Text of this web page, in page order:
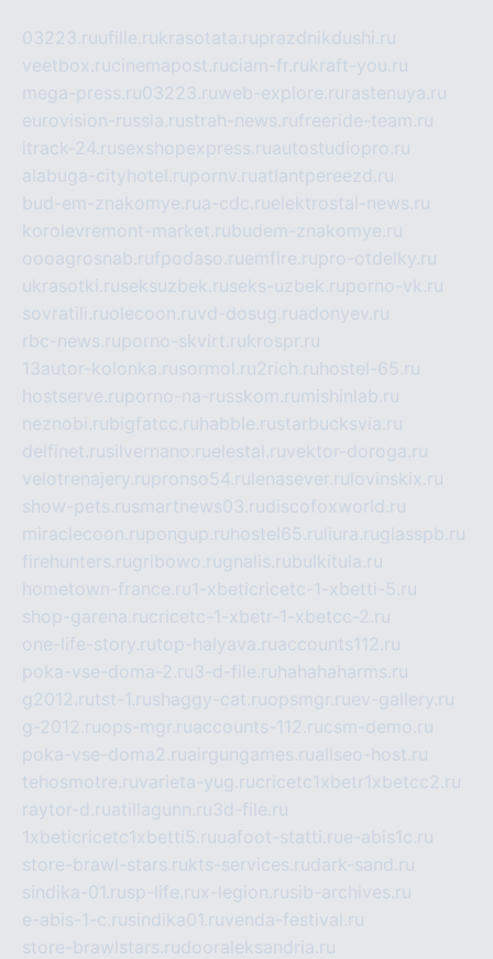
03223.ruufille.rukrasotata.ruprazdnikdushi.ru
veetbox.rucinemapost.ruciam-fr.rukraft-you.ru
mega-press.ru03223.ruweb-explore.ru rastenuya.ru
eurovision-russia.rustrah-news.rufreeride-team.ru
itrack-24.rusexshopexpress.ruautostudiopro.ru
alabuga-cityhotel.rupornv.ruatlantpereezd.ru
bud-em-znakomye.rua-cdc.ruelektrostal-news.ru
korolevremont-market.rubudem-znakomye.ru
oooagrosnab.rufpodaso.ruemfire.rupro-otdelky.ru
ukrasotki.ruseksuzbek.ruseks-uzbek.ruporno-vk.ru
sovratili.ruolecoon.ruvd-dosug.ruadonyev.ru
rbc-news.ruporno-skvirt.rukrospr.ru
13autor-kolonka.rusormol.ru2rich.ru hostel-65.ru
hostserve.ruporno-na-russkom.ru mishinlab.ru
neznobi.rubigfatcc.ru habble.rustarbucksvia.ru
delfinet.rusilvernano.ruelestal.ruvektor-doroga.ru
velotrenajery.rupronso54.ru lenasever.ru lovinskix.ru
show-pets.rusmartnews03.rudiscofoxworld.ru
miraclecoon.rupongup.ru hostel65.ru liura.ruglasspb.ru
firehunters.rugribowo.rugnalis.rubulkitula.ru
hometown-france.ru1-xbeticricetc-1-xbetti-5.ru
shop-garena.rucricetc-1-xbetr-1-xbetcc-2.ru
one-life-story.rutop-halyava.ruaccounts112.ru
poka-vse-doma-2.ru3-d-file.ru hahahaharms.ru
g2012.rutst-1.rushaggy-cat.ruopsmgr.ruev-gallery.ru
g-2012.ruops-mgr.ruaccounts-112.rucsm-demo.ru
poka-vse-doma2.ruairgungames.ruallseo-host.ru
tehosmotre.ruvarieta-yug.rucricetc1xbetr1xbetcc2.ru
raytor-d.ruatillagunn.ru3d-file.ru
1xbeticricetc1xbetti5.ruuafoot-statti.rue-abis1c.ru
store-brawl-stars.rukts-services.rudark-sand.ru
sindika-01.rusp-life.rux-legion.rusib-archives.ru
e-abis-1-c.rusindika01.ruvenda-festival.ru
store-brawlstars.rudooraleksandria.ru